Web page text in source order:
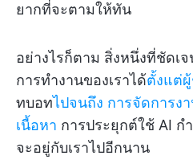
ยากที่จะตามให้ทัน
อย่างไรก็ตาม สิ่งหนึ่งที่ชัดเ
การทำงานของเราได้ตั้งแต่
ทบอทไปจนถึง การจัดการง
เนื้อหา การประยุกต์ใช้ AI
จะอยู่กับเราไปอีกนาน